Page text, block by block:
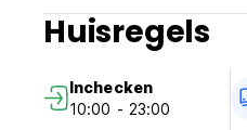
Payment upon arrival by
Taxes included
Breakfast is included
General:
Reception from 02.00 to
Huisregels
Inchecken
10:00 - 23:00